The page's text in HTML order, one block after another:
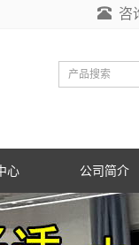
咨
心 公司简介